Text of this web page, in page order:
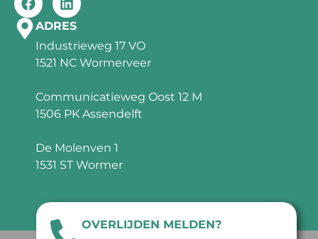
ADRES
Industrieweg 17 VO
1521 NC Wormerveer
Communicatieweg Oost 12 M
1506 PK Assendelft
De Molenven 1
1531 ST Wormer
OVERLIJDEN MELDEN?